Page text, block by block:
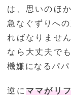
は、思いのほ
急なぐずりへ
ればなりませ
なら大丈夫で
機嫌になるパパ
逆に ママがリ